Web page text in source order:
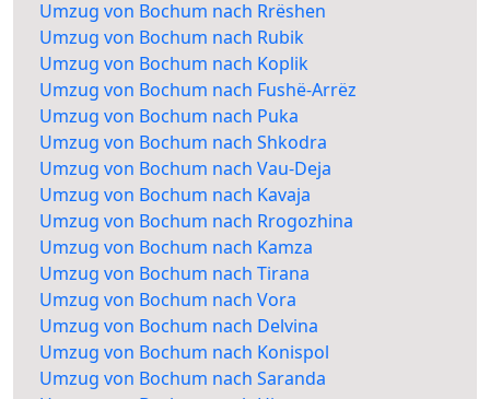
Umzug von Bochum nach Rrëshen
Umzug von Bochum nach Rubik
Umzug von Bochum nach Koplik
Umzug von Bochum nach Fushë-Arrëz
Umzug von Bochum nach Puka
Umzug von Bochum nach Shkodra
Umzug von Bochum nach Vau-Deja
Umzug von Bochum nach Kavaja
Umzug von Bochum nach Rrogozhina
Umzug von Bochum nach Kamza
Umzug von Bochum nach Tirana
Umzug von Bochum nach Vora
Umzug von Bochum nach Delvina
Umzug von Bochum nach Konispol
Umzug von Bochum nach Saranda